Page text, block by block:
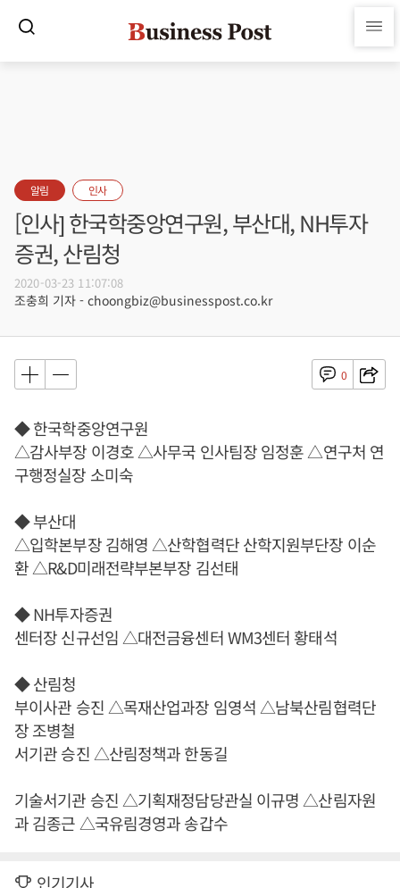
알림 인사
[인사] 한국학중앙연구원, 부산대, NH투자
증권, 산림청
2020-03-23 11:07:08
조충희 기자 - choongbiz@businesspost.co.kr
0
◆ 한국학중앙연구원
△감사부장 이경호 △사무국 인사팀장 임정훈 △연구처 연
구행정실장 소미숙
◆ 부산대
△입학본부장 김해영 △산학협력단 산학지원부단장 이순
환 △R&D미래전략부본부장 김선태
◆ NH투자증권
센터장 신규선임 △대전금융센터 WM3센터 황태석
◆ 산림청
부이사관 승진 △목재산업과장 임영석 △남북산림협력단
장 조병철
서기관 승진 △산림정책과 한동길
기술서기관 승진 △기획재정담당관실 이규명 △산림자원
과 김종근 △국유림경영과 송갑수
인기기사